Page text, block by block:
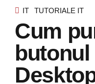
IT TUTORIALE IT
Cum